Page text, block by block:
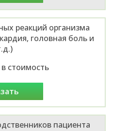
реакций организма
головная боль и
стоимость
пациента